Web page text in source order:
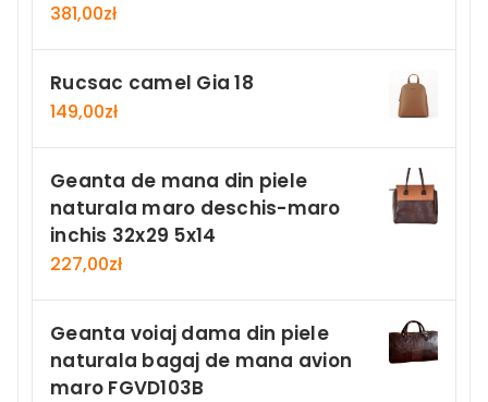
381,00zł
Rucsac camel Gia 18
149,00zł
Geanta de mana din piele
naturala maro deschis-maro
inchis 32x29 5x14
227,00zł
Geanta voiaj dama din piele
naturala bagaj de mana avion
maro FGVD103B